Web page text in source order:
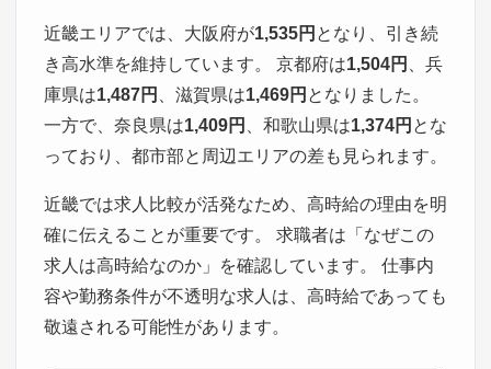
近畿エリアでは、大阪府が1,535円 となり、引き続
き高水準を維持しています。 京都府は1,504円
、兵
庫県は1,487円 、滋賀県は1,469円 となりました。
一方で、奈良県は1,409円 、和歌山県は1,374円 とな
っており、都市部と周辺エリアの差も見られます。
近畿では求人比較が活発なため、高時給の理由を明
確に伝えることが重要です。 求職者は「なぜこの
求人は高時給なのか」を確認しています。 仕事内
容や勤務条件が不透明な求人は、高時給であっても
敬遠される可能性があります。